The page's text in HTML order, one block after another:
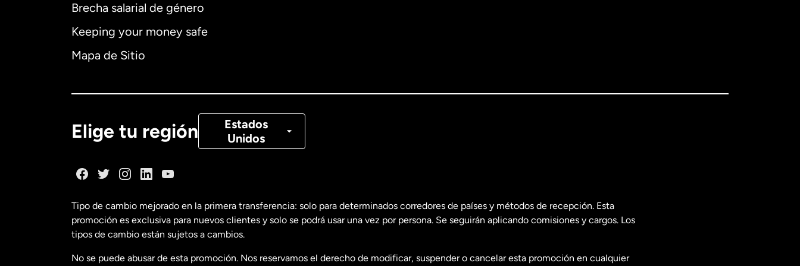
Brecha salarial de género
Keeping your money safe
Mapa de Sitio
Elige tu región
Estados
Unidos
Alemania
Canadá Français
Estados Unidos English
Tipo de cambio mejorado en la primera transferencia: solo para determinados corredores de países y métodos de recepción. Esta
promoción es exclusiva para nuevos clientes y solo se podrá usar una vez por persona. Se seguirán aplicando comisiones y cargos. Los
tipos de cambio están sujetos a cambios.
No se puede abusar de esta promoción. Nos reservamos el derecho de modificar, suspender o cancelar esta promoción en cualquier